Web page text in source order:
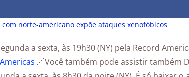
norte-americano expõe ataques xenofóbicos
a sexta, às 19h30 (NY) pela Record
🔗Você também pode assistir também